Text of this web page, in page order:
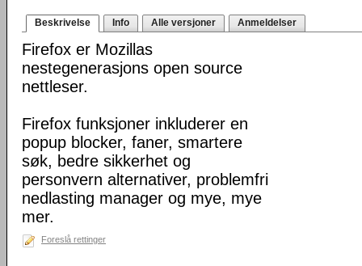
Beskrivelse Info Alle versjoner Anmeldelser
Firefox er Mozillas
nestegenerasjons open source
nettleser.
Firefox funksjoner inkluderer en
popup blocker, faner, smartere
søk, bedre sikkerhet og
personvern alternativer, problemfri
nedlasting manager og mye, mye
mer.
Foreslå rettinger